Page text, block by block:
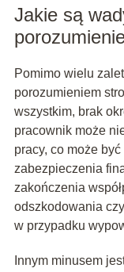
Jakie są
Pomimo wielu
porozumieniem
wszystkim, brak
pracownik może
pracy, co może
zabezpieczenia
zakończenia
odszkodowania
w przypadku
Innym minusem